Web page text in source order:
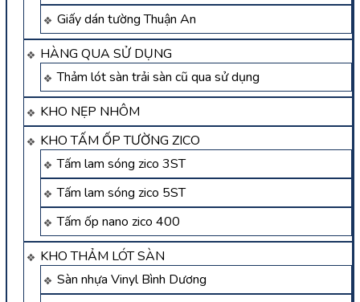
Giấy dán tường Thuận An
HÀNG QUA SỬ DỤNG
Thảm lót sàn trải sàn cũ qua sử dụng
KHO NẸP NHÔM
KHO TẤM ỐP TƯỜNG ZICO
Tấm lam sóng zico 3ST
Tấm lam sóng zico 5ST
Tấm ốp nano zico 400
KHO THẢM LÓT SÀN
Sàn nhựa Vinyl Bình Dương